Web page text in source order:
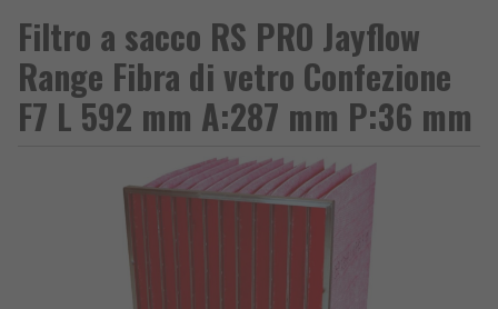
Filtro a sacco RS PRO Jayflow
Range Fibra di vetro Confezione
F7 L 592 mm A:287 mm P:36 mm